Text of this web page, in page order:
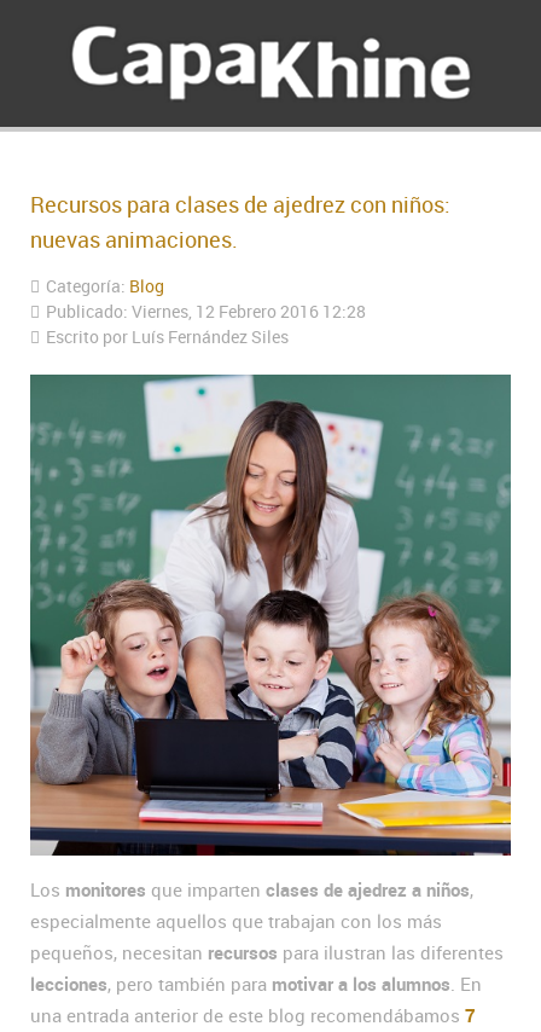
Recursos para clases de ajedrez con niños:
nuevas animaciones.
Categoría: Blog
Publicado: Viernes, 12 Febrero 2016 12:28
Escrito por Luís Fernández Siles
Los monitores que imparten clases de ajedrez a niños,
especialmente aquellos que trabajan con los más
pequeños, necesitan recursos para ilustran las diferentes
lecciones, pero también para motivar a los alumnos . En
una entrada anterior de este blog recomendábamos 7